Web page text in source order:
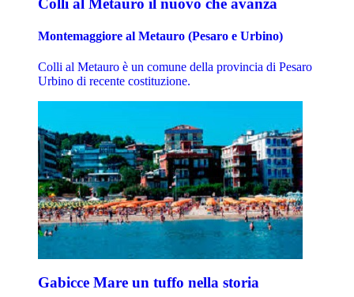
Colli al Metauro il nuovo che avanza
Montemaggiore al Metauro (Pesaro e Urbino)
Colli al Metauro è un comune della provincia di Pesaro
Urbino di recente costituzione.
Gabicce Mare un tuffo nella storia